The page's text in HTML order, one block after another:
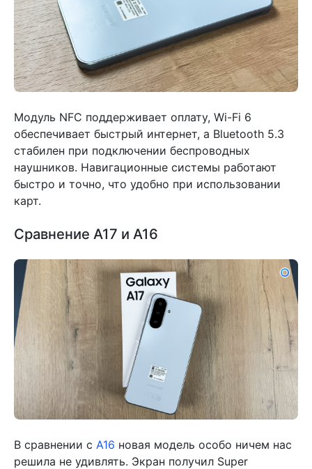
Модуль NFC поддерживает оплату, Wi-Fi 6
обеспечивает быстрый интернет, а Bluetooth 5.3
стабилен при подключении беспроводных
наушников. Навигационные системы работают
быстро и точно, что удобно при использовании
карт.
Сравнение A17 и A16
В сравнении с A16 новая модель особо ничем нас
решила не удивлять. Экран получил Super